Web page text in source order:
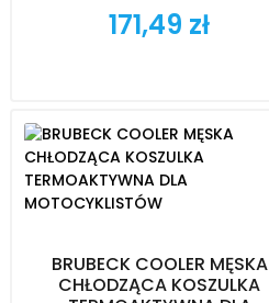
Cena
171,49 zł
BRUBECK COOLER MĘSKA
CHŁODZĄCA KOSZULKA